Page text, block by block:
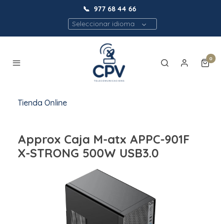
📞 977 68 44 66
Seleccionar idioma
0
Tienda Online
Approx Caja M-atx APPC-901F
X-STRONG 500W USB3.0